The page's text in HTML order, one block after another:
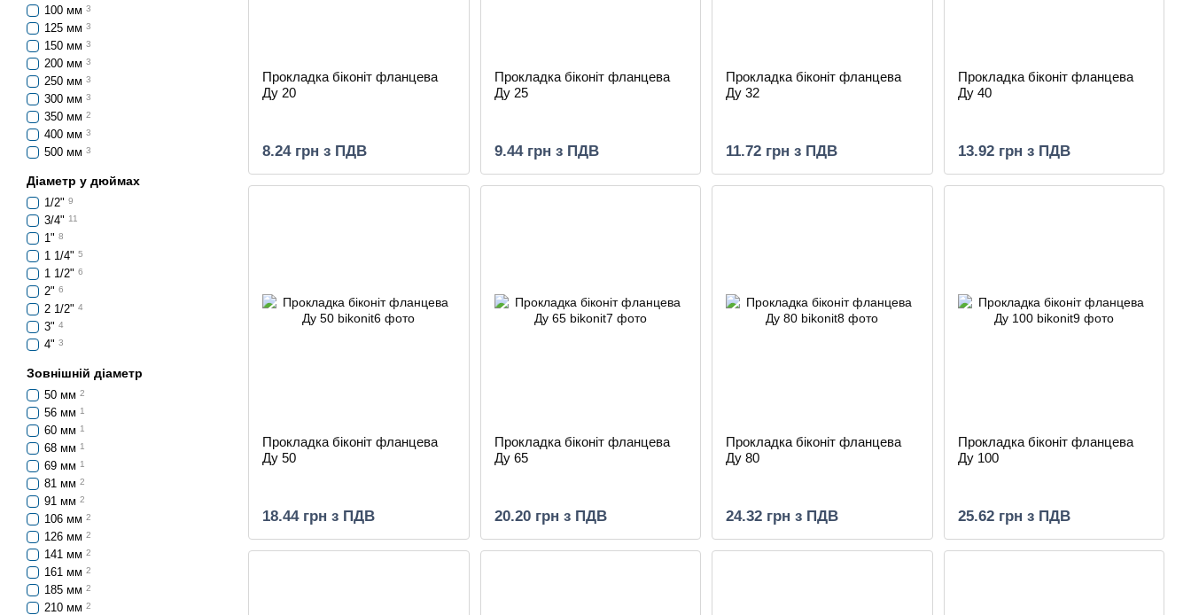
Прокладка біконіт фланцева
Ду 20
8.24 грн з ПДВ
Прокладка біконіт фланцева
Ду 25
9.44 грн з ПДВ
Прокладка біконіт фланцева
Ду 32
11.72 грн з ПДВ
Прокладка біконіт фланцева
Ду 40
13.92 грн з ПДВ
Прокладка біконіт фланцева
Ду 50
18.44 грн з ПДВ
Прокладка біконіт фланцева
Ду 65
20.20 грн з ПДВ
Прокладка біконіт фланцева
Ду 80
24.32 грн з ПДВ
Прокладка біконіт фланцева
Ду 100
25.62 грн з ПДВ
100 мм 3
125 мм 3
150 мм 3
200 мм 3
250 мм 3
300 мм 3
350 мм 2
400 мм 3
500 мм 3
Діаметр у дюймах
1/2" 9
3/4" 11
1" 8
1 1/4" 5
1 1/2" 6
2" 6
2 1/2" 4
3" 4
4" 3
Зовнішній діаметр
50 мм 2
56 мм 1
60 мм 1
68 мм 1
69 мм 1
81 мм 2
91 мм 2
106 мм 2
126 мм 2
141 мм 2
161 мм 2
185 мм 2
210 мм 2